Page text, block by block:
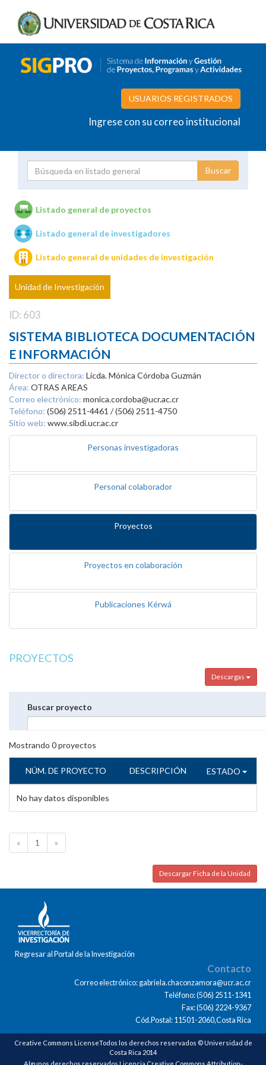
USUARIOS REGISTRADOS
Ingrese con su correo institucional
Unidades de investigación
Listado general de proyectos
Listado general de investigadores
Listado general de unidades de investigación
Unidad de Investigación
ID: 603
SISTEMA BIBLIOTECA DOCUMENTACIÓN
E INFORMACIÓN
Director o directora: Licda. Mónica Córdoba Guzmán
Área: OTRAS AREAS
Correo electrónico: monica.cordoba@ucr.ac.cr
Teléfono: (506) 2511-4461 / (506) 2511-4750
Sitio web: www.sibdi.ucr.ac.cr
Personas investigadoras
Personal colaborador
Proyectos
Proyectos en colaboración
Publicaciones Kérwá
PROYECTOS
Descargas
Buscar proyecto
Mostrando 0proyectos
NÚM. DE PROYECTO DESCRIPCIÓN ESTADO
No hay datos disponibles
« 1 »
Descargar Ficha de la Unidad
Regresar al Portal de la Investigación
Contacto
Correo electrónico: gabriela.chaconzamora@ucr.ac.cr
Teléfono: (506) 2511-1341
Fax: (506) 2224-9367
Cód.Postal: 11501-2060,Costa Rica
Creative Commons LicenseTodos los derechos reservados © Universidad de
Costa Rica 2014